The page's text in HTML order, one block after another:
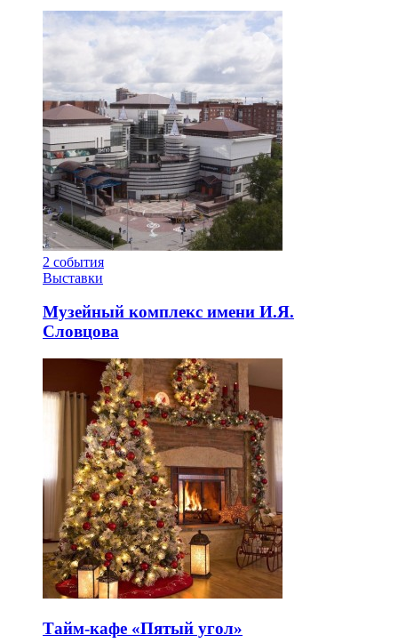
2 события
Выставки
Музейный комплекс имени И.Я.
Словцова
Тайм-кафе «Пятый угол»